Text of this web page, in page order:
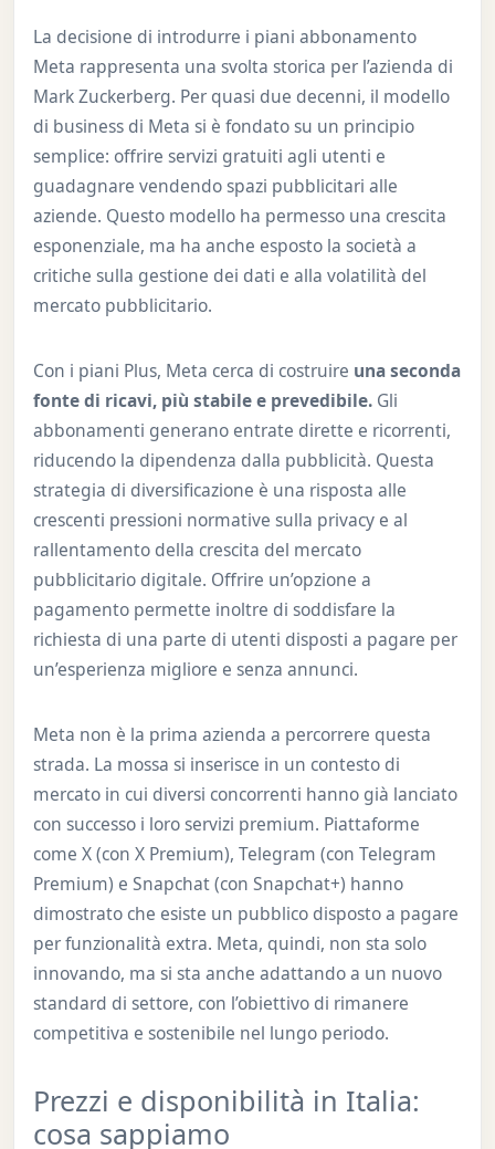
La decisione di introdurre i piani abbonamento
Meta rappresenta una svolta storica per l’azienda di
Mark Zuckerberg. Per quasi due decenni, il modello
di business di Meta si è fondato su un principio
semplice: offrire servizi gratuiti agli utenti e
guadagnare vendendo spazi pubblicitari alle
aziende. Questo modello ha permesso una crescita
esponenziale, ma ha anche esposto la società a
critiche sulla gestione dei dati e alla volatilità del
mercato pubblicitario.
Con i piani Plus, Meta cerca di costruire una seconda
fonte di ricavi, più stabile e prevedibile. Gli
abbonamenti generano entrate dirette e ricorrenti,
riducendo la dipendenza dalla pubblicità. Questa
strategia di diversificazione è una risposta alle
crescenti pressioni normative sulla privacy e al
rallentamento della crescita del mercato
pubblicitario digitale. Offrire un’opzione a
pagamento permette inoltre di soddisfare la
richiesta di una parte di utenti disposti a pagare per
un’esperienza migliore e senza annunci.
Meta non è la prima azienda a percorrere questa
strada. La mossa si inserisce in un contesto di
mercato in cui diversi concorrenti hanno già lanciato
con successo i loro servizi premium. Piattaforme
come X (con X Premium), Telegram (con Telegram
Premium) e Snapchat (con Snapchat+) hanno
dimostrato che esiste un pubblico disposto a pagare
per funzionalità extra. Meta, quindi, non sta solo
innovando, ma si sta anche adattando a un nuovo
standard di settore, con l’obiettivo di rimanere
competitiva e sostenibile nel lungo periodo.
Prezzi e disponibilità in Italia:
cosa sappiamo